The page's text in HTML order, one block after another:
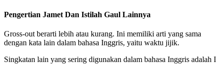
Pengertian Jamet Dan Istilah Gaul Lainnya
Gross-out berarti lebih atau kurang. Ini memiliki arti yang sama
dengan kata lain dalam bahasa Inggris, yaitu waktu jijik.
Singkatan lain yang sering digunakan dalam bahasa Inggris adalah I